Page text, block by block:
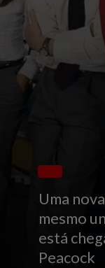
Uma
mesmo
está
Peacock